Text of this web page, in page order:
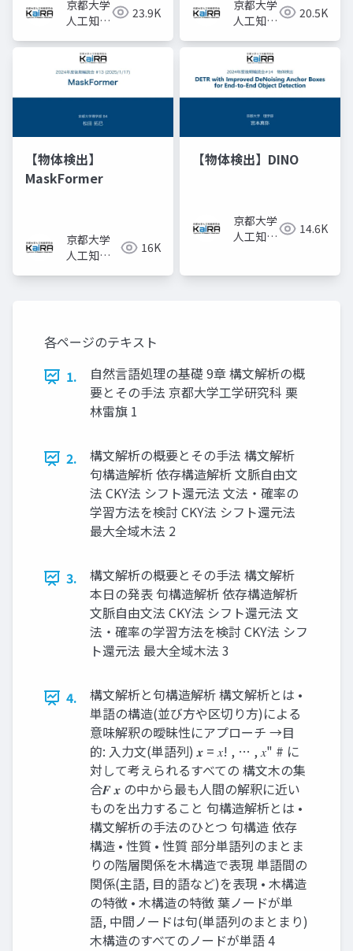
京都大学
人工知能
KaiRA
23.9K
京都大学
人工知能
KaiRA
20.5K
【物体検出】
MaskFormer
京都大学
人工知能
16K
【物体検出】DINO
京都大学
人工知能
14.6K
各ページのテキスト
1.
⾃然⾔語処理の基礎 9章 構⽂解析の概
要とその⼿法 京都⼤学⼯学研究科 栗
林雷旗 1
2.
構⽂解析の概要とその⼿法 構⽂解析
句構造解析 依存構造解析 ⽂脈⾃由⽂
法 CKY法 シフト還元法 ⽂法・確率の
学習⽅法を検討 CKY法 シフト還元法
最⼤全域⽊法 2
3.
構⽂解析の概要とその⼿法 構⽂解析
本⽇の発表 句構造解析 依存構造解析
⽂脈⾃由⽂法 CKY法 シフト還元法 ⽂
法・確率の学習⽅法を検討 CKY法 シフ
ト還元法 最⼤全域⽊法 3
4.
構⽂解析と句構造解析 構⽂解析とは •
単語の構造(並び⽅や区切り⽅)による
意味解釈の曖昧性にアプローチ →⽬
的: ⼊⼒⽂(単語列) 𝒙 = 𝑥! , … , 𝑥" # に
対して考えられるすべての 構⽂⽊の集
合𝑭 𝒙 の中から最も⼈間の解釈に近い
ものを出⼒すること 句構造解析とは •
構⽂解析の⼿法のひとつ 句構造 依存
構造 • 性質 • 性質 部分単語列のまとま
りの階層関係を⽊構造で表現 単語間の
関係(主語, ⽬的語など)を表現 • ⽊構造
の特徴 • ⽊構造の特徴 葉ノードが単
語, 中間ノードは句(単語列のまとまり)
⽊構造のすべてのノードが単語 4